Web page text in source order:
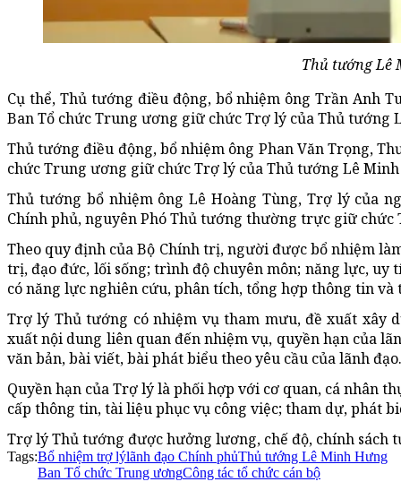
Thủ tướng Lê
Cụ thể, Thủ tướng điều động, bổ nhiệm ông Trần Anh
Ban Tổ chức Trung ương giữ chức Trợ lý củaThủ tướng
Thủ tướng điều động, bổ nhiệm ông Phan Văn Trọng,
chức Trung ương giữ chức Trợ lý củaThủ tướng Lê
Thủ tướng bổ nhiệm ông Lê Hoàng Tùng, Trợ lý của
Chính phủ,nguyên Phó Thủ tướng thường trực giữ chức
Theo quy định của Bộ Chính trị, người được bổ nhiệm
trị, đạo đức, lối sống; trình độ chuyên môn; năng lực,
có năng lực nghiên cứu, phân tích, tổng hợp thông tin
Trợ lý Thủ tướng có nhiệm vụ tham mưu, đề xuất xây
xuất nội dung liên quan đến nhiệm vụ, quyền hạn của
văn bản, bài viết, bài phát biểu theo yêu cầu của lãnh đạo.
Quyền hạn của Trợ lý là phối hợp với cơ quan, cá nhân
cấp thông tin, tài liệu phục vụ công việc; tham dự, phát
Trợ lý Thủ tướng được hưởng lương, chế độ, chính
Tags:Bổ nhiệm trợ lýlãnh đạo Chính phủThủ tướng Lê Minh Hưng
Ban Tổ chức Trung ươngCông tác tổ chức cán bộ